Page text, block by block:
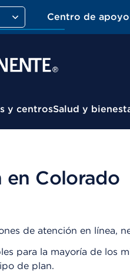
Centro de apoyo
y centrosSalud y
en Colorado
de atención en línea,
para la mayoría de los
de plan.